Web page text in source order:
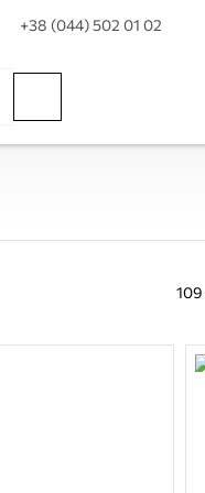
+38 (044) 502 01 02
109